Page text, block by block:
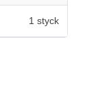
1 styck